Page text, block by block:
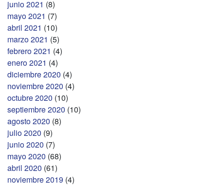
junio 2021 (8)
mayo 2021 (7)
abril 2021 (10)
marzo 2021 (5)
febrero 2021 (4)
enero 2021 (4)
diciembre 2020 (4)
noviembre 2020 (4)
octubre 2020 (10)
septiembre 2020 (10)
agosto 2020 (8)
julio 2020 (9)
junio 2020 (7)
mayo 2020 (68)
abril 2020 (61)
noviembre 2019 (4)